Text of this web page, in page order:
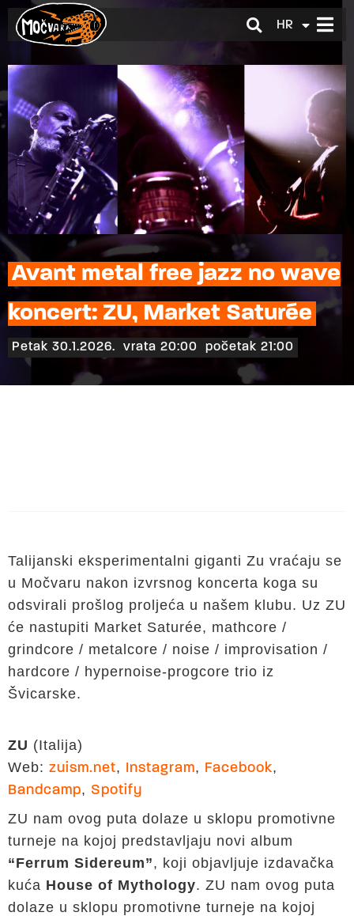
HR
EN
Avant metal free jazz no wave
koncert: ZU, Market Saturée
Petak 30.1.2026. vrata 20:00 početak 21:00
Talijanski eksperimentalni giganti Zu vraćaju se
u Močvaru nakon izvrsnog koncerta koga su
odsvirali prošlog proljeća u našem klubu. Uz ZU
će nastupiti Market Saturée, mathcore /
grindcore / metalcore / noise / improvisation /
hardcore / hypernoise-progcore trio iz
Švicarske.
ZU (Italija)
Web: zuism.net, Instagram, Facebook,
Bandcamp, Spotify
ZU nam ovog puta dolaze u sklopu promotivne
turneje na kojoj predstavljaju novi album
“Ferrum Sidereum”, koji objavljuje izdavačka
kuća House of Mythology. ZU nam ovog puta
dolaze u sklopu promotivne turneje na kojoj